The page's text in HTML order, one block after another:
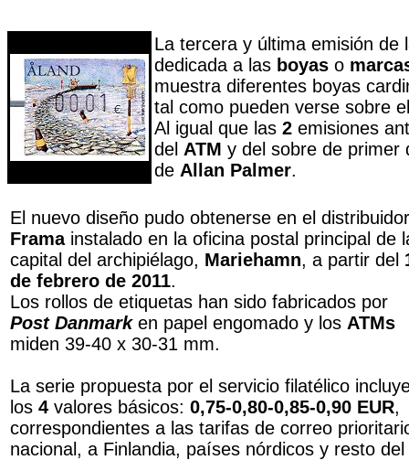
La tercera y última emisión de
dedicada a las boyas o
muestra diferentes boyas
tal como pueden verse sobre
Al igual que las 2 emisiones
del ATM y del sobre de primer
de Allan Palmer.
El nuevo diseño pudo obtenerse en el distribuidor
Framainstalado en la oficina postal principal de
capital del archipiélago, Mariehamn, a partir del
de febrero de 2011.
Los rollos de etiquetas han sido fabricados por
Post Danmarken papel engomado y los ATMs
miden 39-40 x 30-31 mm.
La serie propuesta por el servicio filatélico
los 4 valores básicos: 0,75-0,80-0,85-0,90 EUR,
correspondientes a las tarifas de correo
nacional, a Finlandia, países nórdicos y resto del